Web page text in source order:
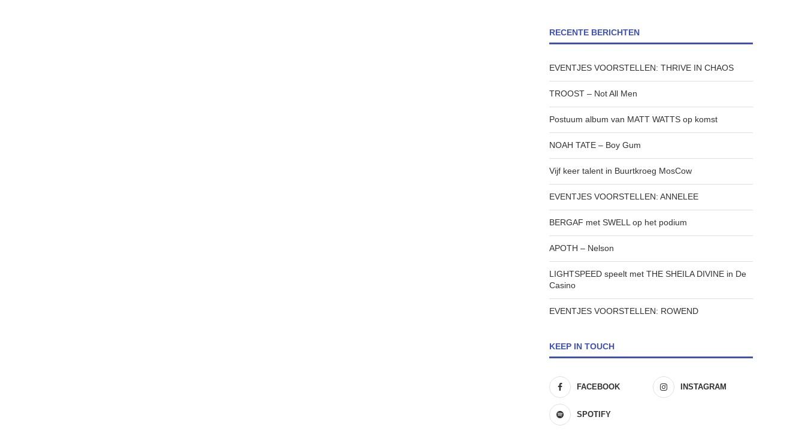
RECENTE BERICHTEN
EVENTJES VOORSTELLEN: THRIVE IN CHAOS
TROOST – Not All Men
Postuum album van MATT WATTS op komst
NOAH TATE – Boy Gum
Vijf keer talent in Buurtkroeg MosCow
EVENTJES VOORSTELLEN: ANNELEE
BERGAF met SWELL op het podium
APOTH – Nelson
LIGHTSPEED speelt met THE SHEILA DIVINE in De
Casino
EVENTJES VOORSTELLEN: ROWEND
KEEP IN TOUCH
FACEBOOK INSTAGRAM
SPOTIFY